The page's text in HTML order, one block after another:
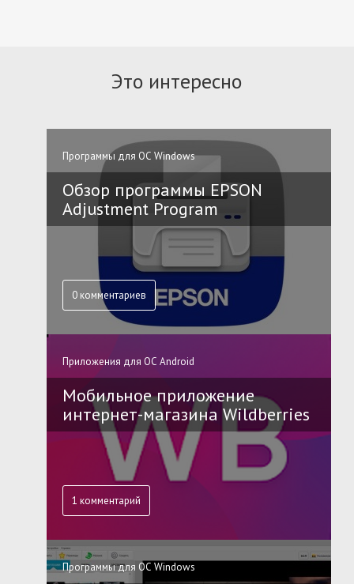
Это интересно
Программы для ОС Windows
Обзор программы EPSON
Adjustment Program
0 комментариев
Приложения для ОС Android
Мобильное приложение
интернет-магазина Wildberries
1 комментарий
Программы для ОС Windows